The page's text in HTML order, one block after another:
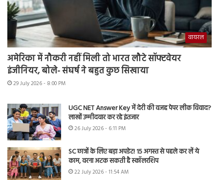
वायरल
अमेरिका में नौकरी नहीं मिली तो भारत लौटे सॉफ्टवेयर
इंजीनियर, बोले- संघर्ष ने बहुत कुछ सिखाया
29 July 2026 - 8:00 PM
UGC NET Answer Key में देरी की वजह पेपर लीक विवाद?
लाखों उम्मीदवार कर रहे इंतजार
26 July 2026 - 6:11 PM
SC छात्रों के लिए बड़ा अपडेट! 15 अगस्त से पहले कर लें ये
काम, वरना अटक सकती है स्कॉलरशिप
22 July 2026 - 11:54 AM